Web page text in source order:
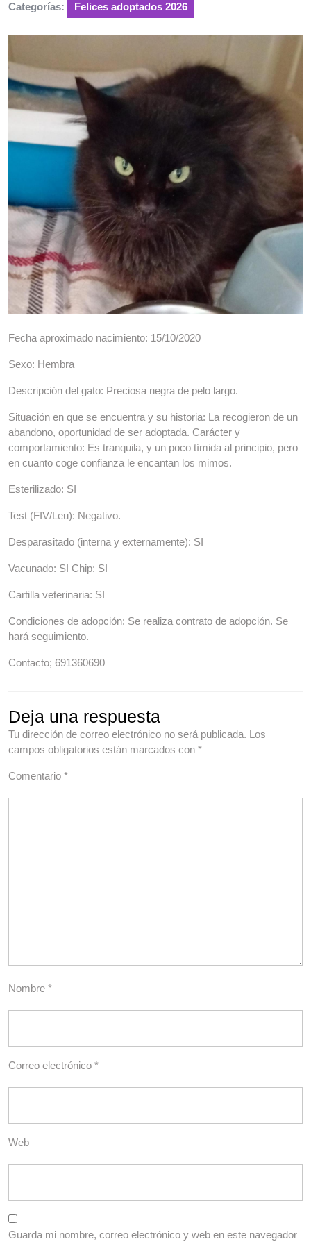
Categorías: Felices adoptados 2026
Fecha aproximado nacimiento: 15/10/2020
Sexo: Hembra
Descripción del gato: Preciosa negra de pelo largo.
Situación en que se encuentra y su historia: La recogieron de un
abandono, oportunidad de ser adoptada. Carácter y
comportamiento: Es tranquila, y un poco tímida al principio, pero
en cuanto coge confianza le encantan los mimos.
Esterilizado: SI
Test (FIV/Leu): Negativo.
Desparasitado (interna y externamente): SI
Vacunado: SI Chip: SI
Cartilla veterinaria: SI
Condiciones de adopción: Se realiza contrato de adopción. Se
hará seguimiento.
Contacto; 691360690
Deja una respuesta
Tu dirección de correo electrónico no será publicada. Los
campos obligatorios están marcados con *
Comentario *
Nombre *
Correo electrónico *
Web
Guarda mi nombre, correo electrónico y web en este navegador